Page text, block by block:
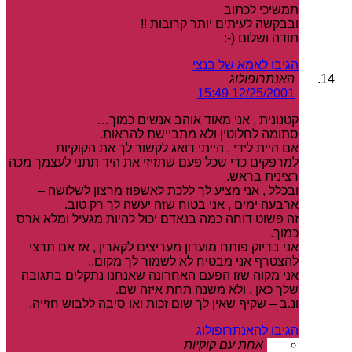
תמשיכי לכתוב
ובבקשה לעיתים יותר קרובות !!
תודה ושלום (-:
הגיבו לאמא של בנצי
האנתרופולוג
12/25/2001 15:49
קטנונית , אני מאוד אוהב אנשים כמוך…
סתומה לחלוטין ולא מתביישת להראות.
אם היית לידי , הייתי דואג לקשור לך את הקוקיות
למרפקים כדי שכל פעם שתזיזי את היד תתני לעצמך מכה
רצינית בראש.
ובכלל , אני מציע לך ללכת לאשפוז מרצון לשלושה –
ארבעה ימים , אני בטוח שזה יעשה לך רק טוב.
זה פשוט דוחה כמה בנאדם יכול להיות מגעיל ומלא ארס
כמוך.
אני בדיוק פותח מועדון מעריצים לקארין , אז אם תרצי
להצטרף אני מבטיח לא לשמור לך מקום..
אני מקוה שזו הפעם האחרונה שאנחנו נתקלים בתגובה
שלך כאן , ולא משנה תחת איזה שם.
ונ.ב – שקיף שאין לך שום זכות ואו סיבה ללבוש חזייה.
הגיבו להאנתרופולוג
אחת עם קוקיות